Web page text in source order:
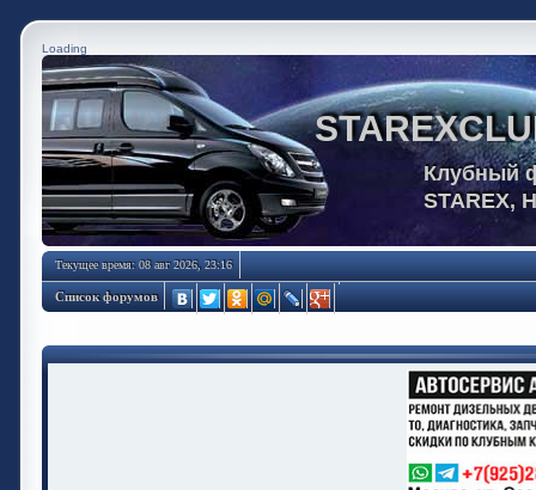
Loading
Клубный
STAREX,
Текущее время: 08 авг 2026, 23:16
Список форумов